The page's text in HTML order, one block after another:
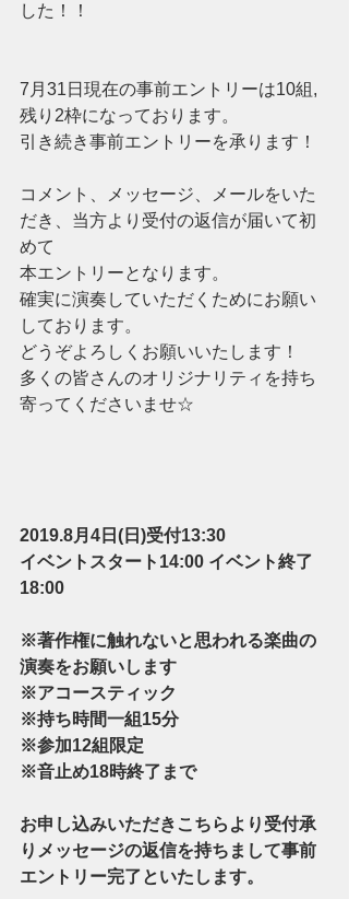
した！！
7月31日現在の事前エントリーは10組,
残り2枠になっております。
引き続き事前エントリーを承ります！
コメント、メッセージ、メールをいた
だき、当方より受付の返信が届いて初
めて
本エントリーとなります。
確実に演奏していただくためにお願い
しております。
どうぞよろしくお願いいたします！
多くの皆さんのオリジナリティを持ち
寄ってくださいませ☆
2019.8月4日(日)受付13:30
イベントスタート14:00 イベント終了
18:00
※著作権に触れないと思われる楽曲の
演奏をお願いします
※アコースティック
※持ち時間一組15分
※参加12組限定
※音止め18時終了まで
お申し込みいただきこちらより受付承
りメッセージの返信を持ちまして事前
エントリー完了といたします。